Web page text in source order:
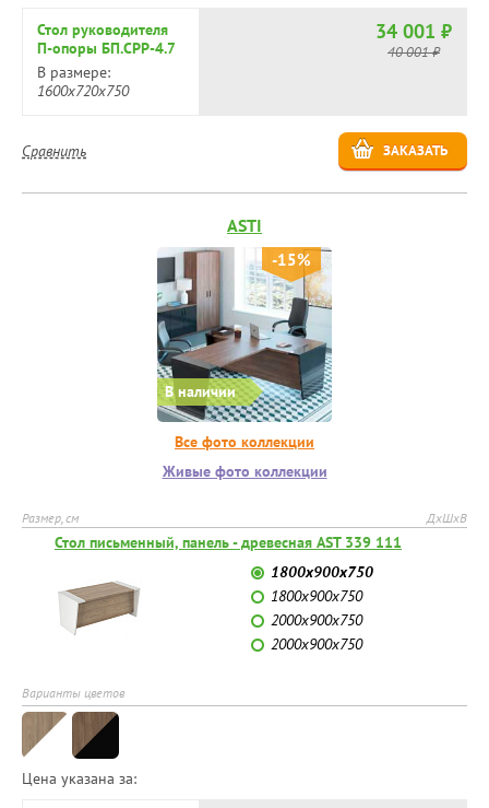
Стол руководителя
П-опоры БП.СРР-4.7
В размере:
1600х720х750
34 001 ₽
40 001 ₽
ЗАКАЗАТЬ
Сравнить
ASTI
В наличии
-15%
Все фото коллекции
Живые фото коллекции
Размер, см ДхШхВ
Стол письменный, панель - древесная AST 339 111
1800x900x750
1800x900x750
2000x900x750
2000x900x750
Варианты цветов
Цена указана за: